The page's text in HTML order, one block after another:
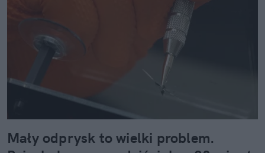
Mały odprysk to wielki problem.